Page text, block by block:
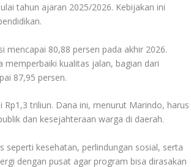
tahun ajaran 2025/2026. Kebijakan ini
80,88 persen pada akhir 2026.
memperbaiki kualitas jalan, bagian dari
87,95 persen.
triliun. Dana ini, menurut Marindo, harus
dan kesejahteraan warga di daerah.
kesehatan, perlindungan sosial, serta
dengan pusat agar program bisa dirasakan